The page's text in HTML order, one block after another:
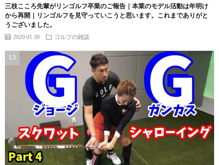
三枝こころ先輩がリンゴルフ卒業のご報告｜本業のモデル活動は年明け
から再開｜リンゴルフを見守っていこうと思います。これまでありがと
うございました。
2020.01.30 ゴルフの雑談